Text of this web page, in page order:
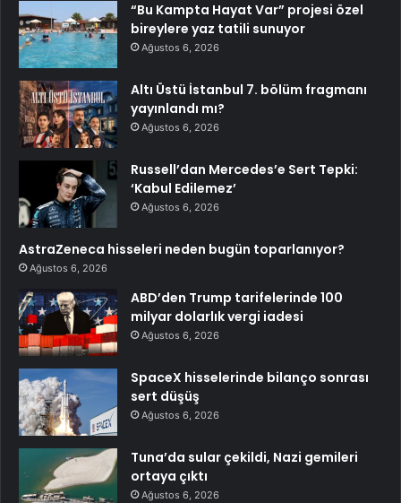
“Bu Kampta Hayat Var” projesi özel
bireylere yaz tatili sunuyor
Ağustos 6, 2026
Altı Üstü İstanbul 7. bölüm fragmanı
yayınlandı mı?
Ağustos 6, 2026
Russell’dan Mercedes’e Sert Tepki:
‘Kabul Edilemez’
Ağustos 6, 2026
AstraZeneca hisseleri neden bugün toparlanıyor?
Ağustos 6, 2026
ABD’den Trump tarifelerinde 100
milyar dolarlık vergi iadesi
Ağustos 6, 2026
SpaceX hisselerinde bilanço sonrası
sert düşüş
Ağustos 6, 2026
Tuna’da sular çekildi, Nazi gemileri
ortaya çıktı
Ağustos 6, 2026